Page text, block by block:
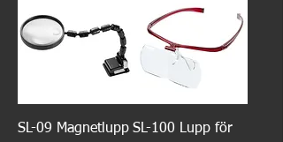
SL-09 Magnetlupp SL-100 Lupp för